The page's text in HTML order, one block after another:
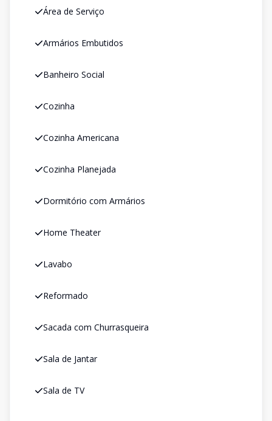
Área de Serviço
Armários Embutidos
Banheiro Social
Cozinha
Cozinha Americana
Cozinha Planejada
Dormitório com Armários
Home Theater
Lavabo
Reformado
Sacada com Churrasqueira
Sala de Jantar
Sala de TV